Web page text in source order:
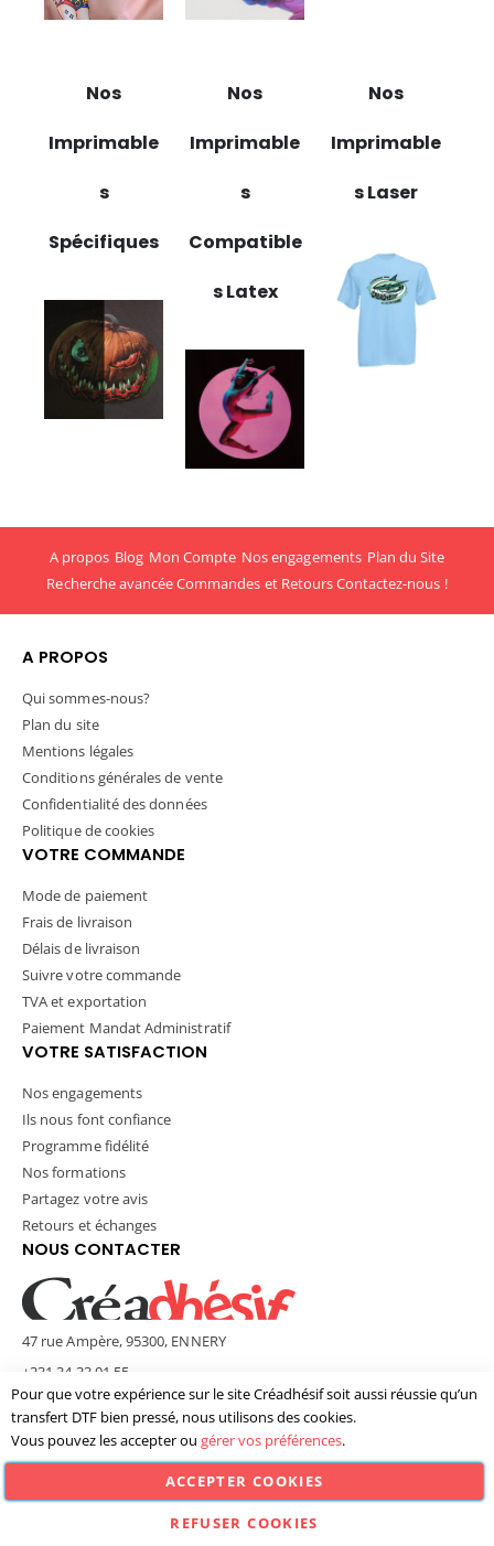
Nos
Imprimable
s
Spécifiques
Nos
Imprimable
s
Compatible
s Latex
Nos
Imprimable
s Laser
A propos Blog Mon Compte Nos engagements Plan du Site
Recherche avancéeCommandes et RetoursContactez-nous !
A PROPOS
Qui sommes-nous?
Plan du site
Mentions légales
Conditions générales de vente
Confidentialité des données
Politique de cookies
VOTRE COMMANDE
Mode de paiement
Frais de livraison
Délais de livraison
Suivre votre commande
TVA et exportation
Paiement Mandat Administratif
VOTRE SATISFACTION
Nos engagements
Ils nous font confiance
Programme fidélité
Nos formations
Partagez votre avis
Retours et échanges
NOUS CONTACTER
47 rue Ampère, 95300, ENNERY
+331 34 33 01 55
contact@creadhesif.com
Lun - Ven / 9h30 - 12h00 & 14h00 - 17h00
© Créadhésif 2025. Tous Droits Réservés.
Pour que votre expérience sur le site Créadhésif soit aussi réussie qu’un
transfert DTF bien pressé, nous utilisons des cookies.
Vous pouvez les accepter ou gérer vos préférences.
ACCEPTER COOKIES
REFUSER COOKIES